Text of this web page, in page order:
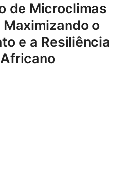
de Microclimas
o
e a Resiliência